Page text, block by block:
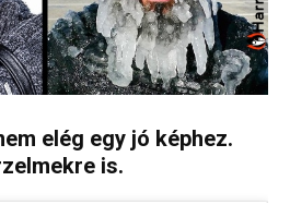
elég egy jó képhez.
is.